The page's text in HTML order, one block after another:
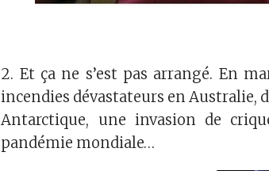
2. Et ça ne s’est pas arrangé. En
incendies dévastateurs en Australie,
Antarctique, une invasion de
pandémie mondiale…